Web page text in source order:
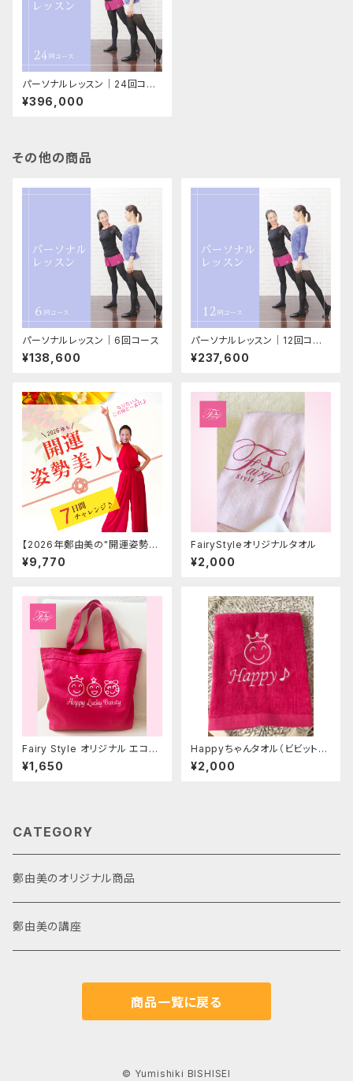
パーソナルレッスン│24回コー
ス
¥396,000
その他の商品
パーソナルレッスン│6回コース
¥138,600
パーソナルレッスン│12回コー
ス
¥237,600
【2026年鄭由美の"開運姿勢美
人♡"7日間チャレンジ✨】
¥9,770
FairyStyleオリジナルタオル
¥2,000
Fairy Style オリジナル エコバ
ッグ
¥1,650
Happyちゃんタオル（ビビットな
ピンク）
¥2,000
CATEGORY
鄭由美のオリジナル商品
鄭由美の講座
商品一覧に戻る
© Yumishiki BISHISEI